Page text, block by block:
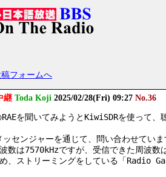
フォームへ
継 Toda Koji 2025/02/28(Fri) 09:27 No.36
RAEを聞いてみようとKiwiSDRを使って
ッセンジャーを通じて、問い合わせてい
数は7570kHzですが、受信できた周波数
、ストリーミングをしている「Radio